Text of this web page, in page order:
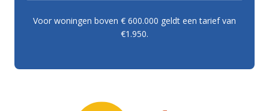
Voor woningen boven € 600.000 geldt een tarief van
€1.950.